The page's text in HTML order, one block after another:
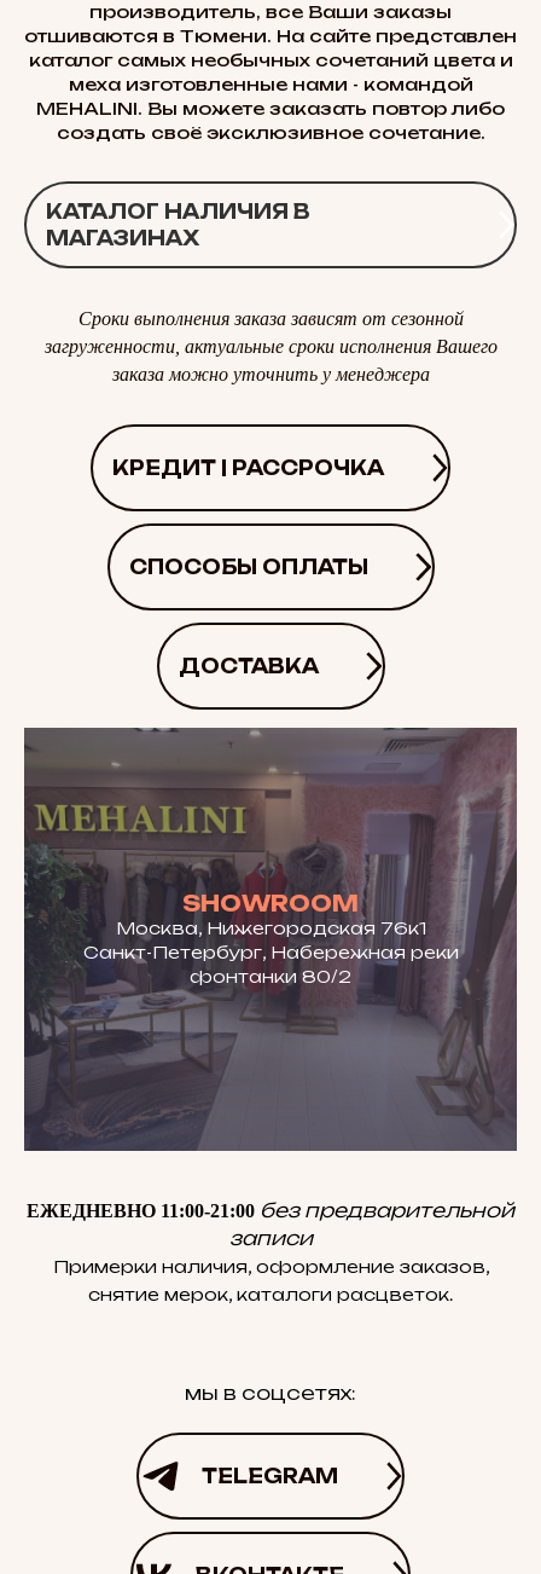
производитель, все Ваши заказы
отшиваются в Тюмени. На сайте представлен
каталог самых необычных сочетаний цвета и
меха изготовленные нами - командой
MEHALINI. Вы можете заказать повтор либо
создать своё эксклюзивное сочетание.
КАТАЛОГ НАЛИЧИЯ В
МАГАЗИНАХ
Сроки выполнения заказа зависят от сезонной
загруженности, актуальные сроки исполнения Вашего
заказа можно уточнить у менеджера
КРЕДИТ | РАССРОЧКА
СПОСОБЫ ОПЛАТЫ
ДОСТАВКА
SHOWROOM
Москва, Нижегородская 76к1
Санкт-Петербург, Набережная реки
фонтанки 80/2
ЕЖЕДНЕВНО 11:00-21:00 без предварительной
записи
Примерки наличия, оформление заказов,
снятие мерок, каталоги расцветок.
мы в соцсетях:
TELEGRAM